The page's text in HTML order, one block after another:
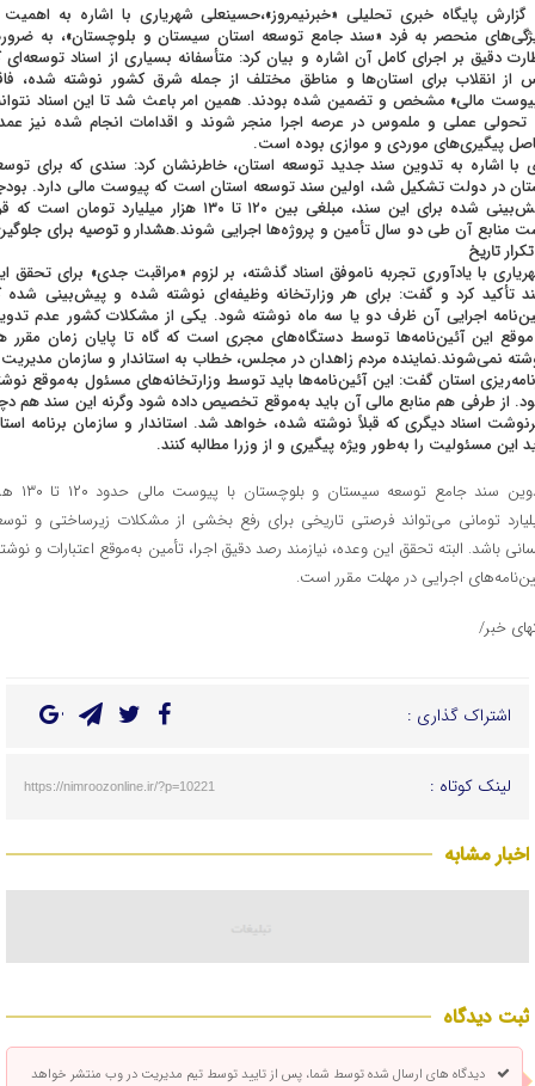
گزارش پایگاه خبری تحلیلی «خبرنیمروز»،حسینعلی شهریاری با اشاره به
منحصر به فرد «سند جامع توسعه استان سیستان و بلوچستان»، به
دقیق بر اجرای کامل آن اشاره و بیان کرد: متأسفانه بسیاری از اسناد توسعه‌ای
از انقلاب برای استان‌ها و مناطق مختلف از جمله شرق کشور نوشته شده،
مالی» مشخص و تضمین شده بودند. همین امر باعث شد تا این اسناد
تحولی عملی و ملموس در عرصه اجرا منجر شوند و اقدامات انجام شده نیز
پیگیری‌های موردی و موازی بوده است.
با اشاره به تدوین سند جدید توسعه استان، خاطرنشان کرد: سندی که برای
در دولت تشکیل شد، اولین سند توسعه استان است که پیوست مالی دارد.
پیش‌بینی شده برای این سند، مبلغی بین ۱۲۰ تا ۱۳۰ هزار میلیارد تومان است
منابع آن طی دو سال تأمین و پروژه‌ها اجرایی شوند.هشدار و توصیه برای
تاریخ
با یادآوری تجربه ناموفق اسناد گذشته، بر لزوم «مراقبت جدی» برای تحقق
تأکید کرد و گفت: برای هر وزارتخانه وظیفه‌ای نوشته شده و پیش‌بینی شده
اجرایی آن ظرف دو یا سه ماه نوشته شود. یکی از مشکلات کشور عدم
این آئین‌نامه‌ها توسط دستگاه‌های مجری است که گاه تا پایان زمان مقرر
نمی‌شوند.نماینده مردم زاهدان در مجلس، خطاب به استاندار و سازمان
استان گفت: این آئین‌نامه‌ها باید توسط وزارتخانه‌های مسئول به‌موقع
از طرفی هم منابع مالی آن باید به‌موقع تخصیص داده شود وگرنه این سند هم
اسناد دیگری که قبلاً نوشته شده، خواهد شد. استاندار و سازمان برنامه
این مسئولیت را به‌طور ویژه پیگیری و از وزرا مطالبه کنند.
تدوین سند جامع توسعه
تومانی می‌تواند فرصتی تاریخی برای رفع بخشی از مشکلات زیرساختی و
باشد. البته تحقق این وعده، نیازمند رصد دقیق اجرا، تأمین به‌موقع اعتبارات و
اجرایی در مهلت مقرر است.
خبر/
اشتراک گذاری :
لینک کوتاه : https://nimroozonline.ir/?p=10221
اخبار مشابه
ثبت دیدگاه
دیدگاه های ارسال شده توسط شما، پس از تایید توسط تیم مدیریت در وب منتشر خواهد